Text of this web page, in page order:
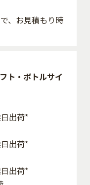
、お見積もり時
ト・ボトルサイ
出荷*
出荷*
出荷*